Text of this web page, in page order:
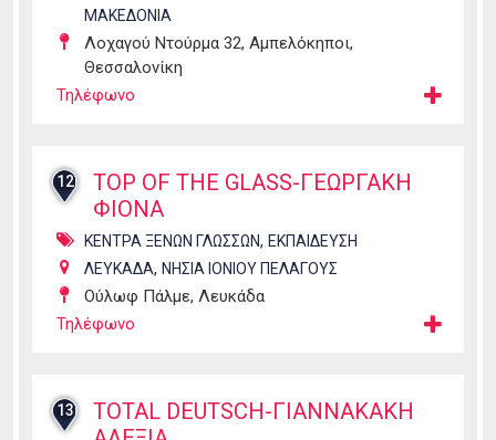
ΜΑΚΕΔΟΝΙΑ
Λοχαγού Ντούρμα 32, Αμπελόκηποι,
Θεσσαλονίκη
Τηλέφωνο
12
TOP OF THE GLASS-ΓΕΩΡΓΑΚΗ
ΦΙΟΝΑ
ΚΕΝΤΡΑ ΞΕΝΩΝ ΓΛΩΣΣΩΝ, ΕΚΠΑΙΔΕΥΣΗ
ΛΕΥΚΑΔΑ, ΝΗΣΙΑ ΙΟΝΙΟΥ ΠΕΛΑΓΟΥΣ
Ούλωφ Πάλμε, Λευκάδα
Τηλέφωνο
13
TOTAL DEUTSCH-ΓΙΑΝΝΑΚΑΚΗ